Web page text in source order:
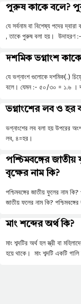
পুরুষ কাকে বলে?
যে সর্বনাম বা বিশেষ্য পদের
, তাকে পুরুষ বলা হয়। উদাহরণ
দশমিক ভগ্নাংশ
যে ভগ্নাংশ গুলোকে দশমিক(.)
বলে। যেমন :- ৫০/৩০ = ১.৬ ।
ভগ্নাংশের লব ও হর
ভগ্নাংশের লব বলা হয় উপরের
লব, ৪=হর।
পশ্চিমবঙ্গের
বৃক্ষের নাম কি?
পশ্চিমবঙ্গের জাতীয় ফুলের নাম
জাতীয় ফলের নাম কি?
মাং শব্দের অর্থ কি?
মাং শব্দটির অর্থ হল স্ত্রী বা
হয়ে থাকে। মাং শব্দটি একটি